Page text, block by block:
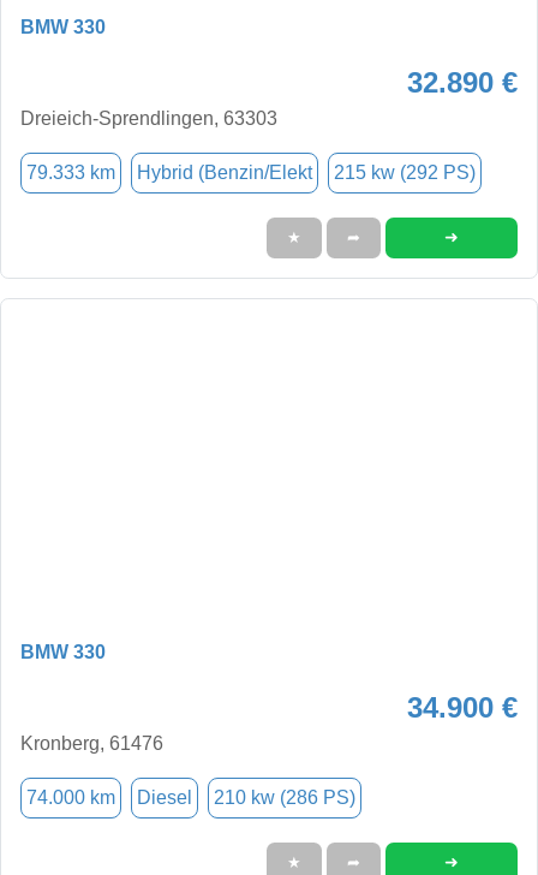
BMW 330
32.890 €
Dreieich-Sprendlingen, 63303
79.333 km Hybrid (Benzin/Elekt 215 kw (292 PS)
★ ➦ ➜
BMW 330
34.900 €
Kronberg, 61476
74.000 km Diesel 210 kw (286 PS)
★ ➦ ➜